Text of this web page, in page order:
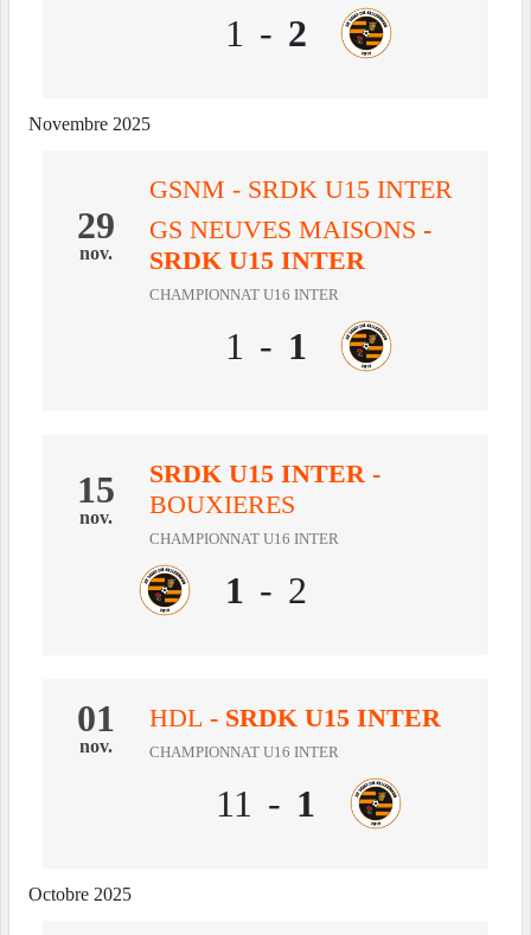
1 - 2
Novembre 2025
29
nov.
GSNM - SRDK U15 INTER
GS NEUVES MAISONS -
SRDK U15 INTER
CHAMPIONNAT U16 INTER
1 - 1
15
nov.
SRDK U15 INTER -
BOUXIERES
CHAMPIONNAT U16 INTER
1 - 2
01
nov.
HDL - SRDK U15 INTER
CHAMPIONNAT U16 INTER
11 - 1
Octobre 2025